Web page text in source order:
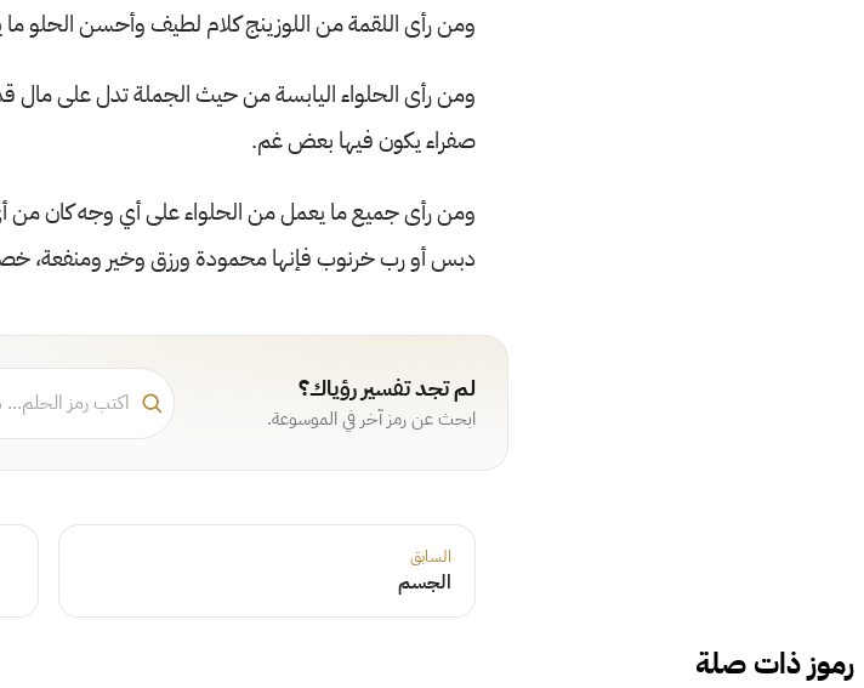
ومن رأى اللقمة من اللوزينج كلام لطيف وأحسن الحلو
ومن رأى الحلواء اليابسة من حيث الجملة تدل على مال
صفراء يكون فيها بعض غم.
ومن رأى جميع ما يعمل من الحلواء على أي وجه كان
دبس أو رب خرنوب فإنها محمودة ورزق وخير ومنفعة،
لم تجد تفسير رؤياك؟
ابحث عن رمز آخر في الموسوعة.
السابق
الجسم
رموز ذات صلة